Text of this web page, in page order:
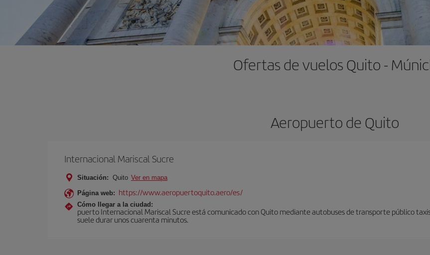
Ofertas de vuelos Quito -
Aeropuerto de Quito
Internacional Mariscal Sucre
Situación: Quito Ver en mapa
Página web: https://www.aeropuertoquito.aero/es/
Cómo llegar a la ciudad:
puerto Internacional Mariscal Sucre está comunicado con Quito mediante autobuses de transporte público
suele durar unos cuarenta minutos.